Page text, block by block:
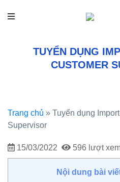
TUYỂN DỤNG
CUSTOMER
Trang chủ » Tuyển dụng
Supervisor
15/03/2022 596 lượt
Nội dung bài